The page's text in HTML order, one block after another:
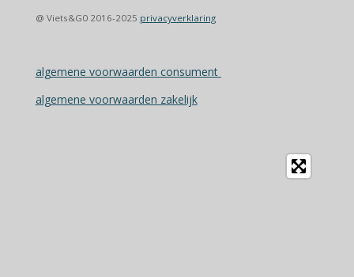
@ Viets&G0 2016-2025 privacyverklaring
algemene voorwaarden consument
algemene voorwaarden zakelijk